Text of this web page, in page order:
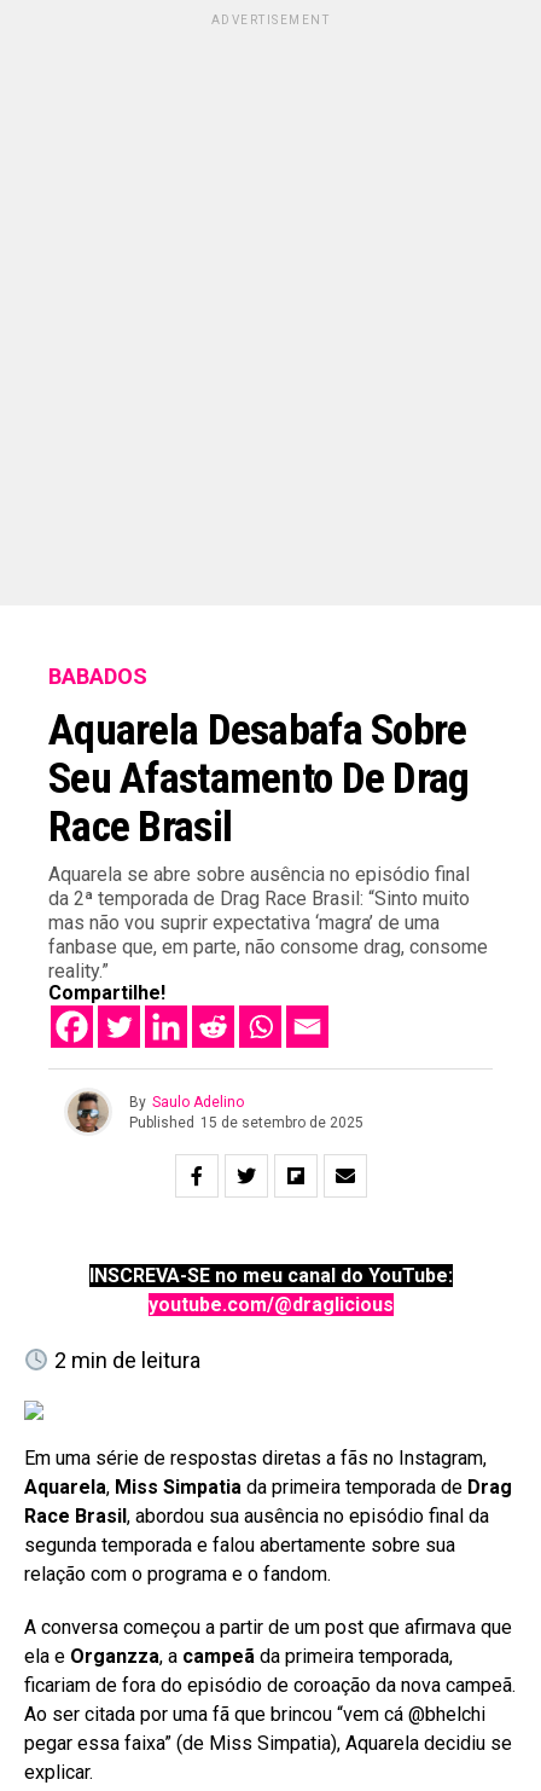
ADVERTISEMENT
BABADOS
Aquarela Desabafa Sobre
Seu Afastamento De Drag
Race Brasil
Aquarela se abre sobre ausência no episódio final
da 2ª temporada de Drag Race Brasil: “Sinto muito
mas não vou suprir expectativa ‘magra’ de uma
fanbase que, em parte, não consome drag, consome
reality.”
Compartilhe!
By Saulo Adelino
Published 15 de setembro de 2025
INSCREVA-SE no meu canal do YouTube:
youtube.com/@draglicious
2 min de leitura
Em uma série de respostas diretas a fãs no Instagram,
Aquarela, Miss Simpatia da primeira temporada de Drag
Race Brasil, abordou sua ausência no episódio final da
segunda temporada e falou abertamente sobre sua
relação com o programa e o fandom.
A conversa começou a partir de um post que afirmava que
ela e Organzza, a campeã da primeira temporada,
ficariam de fora do episódio de coroação da nova campeã.
Ao ser citada por uma fã que brincou “vem cá @bhelchi
pegar essa faixa” (de Miss Simpatia), Aquarela decidiu se
explicar.